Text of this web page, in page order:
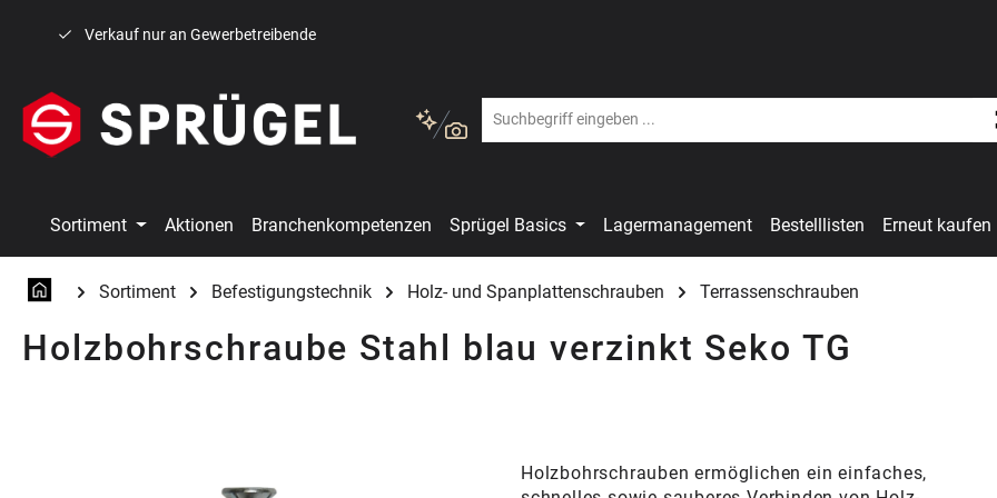
Verkauf nur an Gewerbetreibende
Sortiment Aktionen Branchenkompetenzen Sprügel Basics Lagermanagement Bestelllisten Erneut kaufen
Sortiment Befestigungstechnik Holz- und Spanplattenschrauben Terrassenschrauben
Holzbohrschraube Stahl blau verzinkt Seko TG
Holzbohrschrauben ermöglichen ein einfaches,